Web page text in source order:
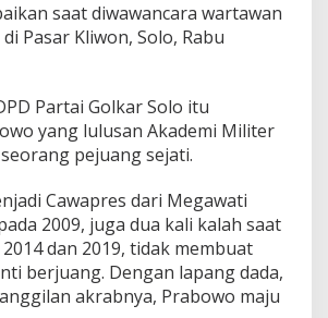
a
n
a
k
J
d
i
P
e
m
m
saat diwawancara wartawan
Pasar Kliwon, Solo, Rabu
Partai Golkar Solo itu
yang lulusan Akademi Militer
pejuang sejati.
Cawapres dari Megawati
2009, juga dua kali kalah saat
dan 2019, tidak membuat
berjuang. Dengan lapang dada,
akrabnya, Prabowo maju